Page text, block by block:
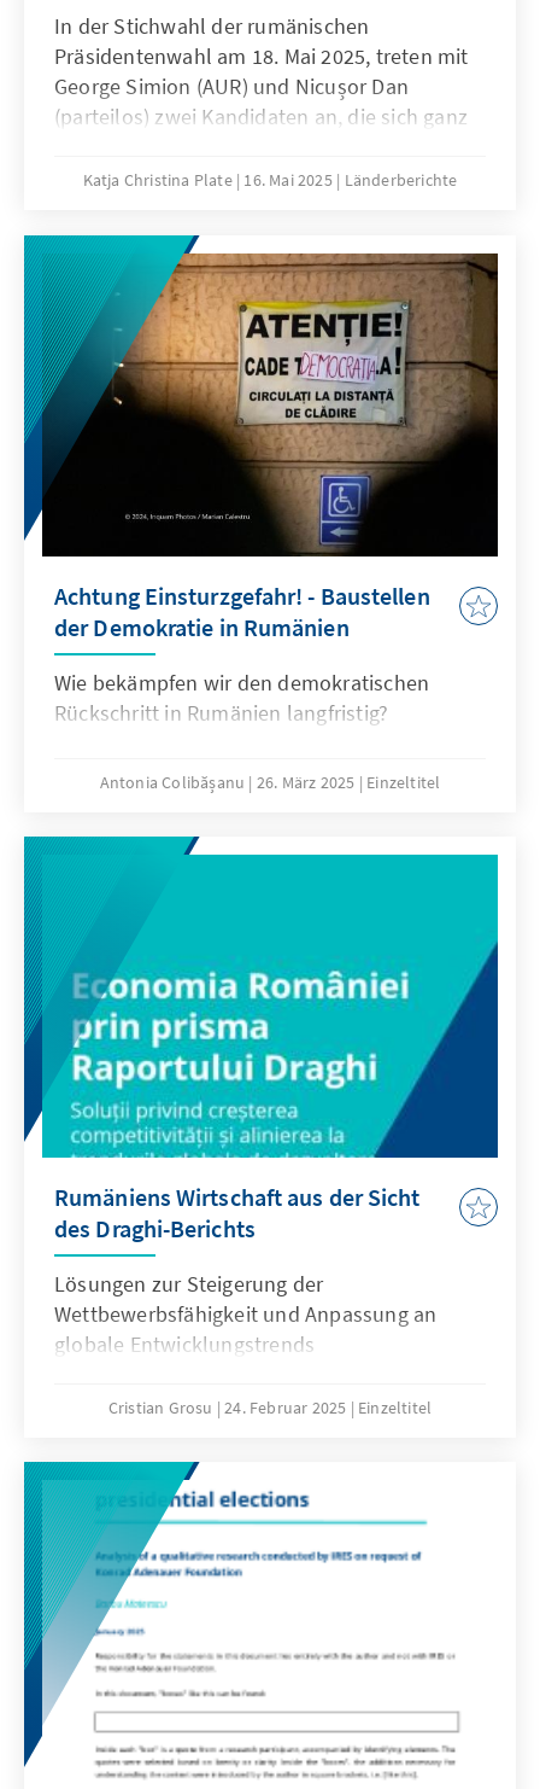
In der Stichwahl der rumänischen
Präsidentenwahl am 18. Mai 2025, treten mit
George Simion (AUR) und Nicușor Dan
(parteilos) zwei Kandidaten an, die sich ganz
Korruption und Impunität geprägten
rechtspopulistische George Simion ist ein
bekennender Fan des MAGA-Politikkonzepts
und von Donald Trump, setzt im Wahlkampf
auf Isolationismus, Nationalismus und
Gebietsrevanchismus. Der liberale Nicușor
Dan vertritt das pro-europäische, moderate,
wirtschafts- und reformorientierte Gegenbild
eines weltoffenen Rumäniens. Die Wähler
entscheiden am Sonntag darüber, wer von
beiden ihr nächster Präsident wird.
Katja Christina Plate 16. Mai 2025 Länderberichte
Achtung Einsturzgefahr! - Baustellen
der Demokratie in Rumänien
Wie bekämpfen wir den demokratischen
Rückschritt in Rumänien langfristig?
Antonia Colibășanu 26. März 2025 Einzeltitel
Rumäniens Wirtschaft aus der Sicht
des Draghi-Berichts
Lösungen zur Steigerung der
Wettbewerbsfähigkeit und Anpassung an
globale Entwicklungstrends
Cristian Grosu 24. Februar 2025 Einzeltitel